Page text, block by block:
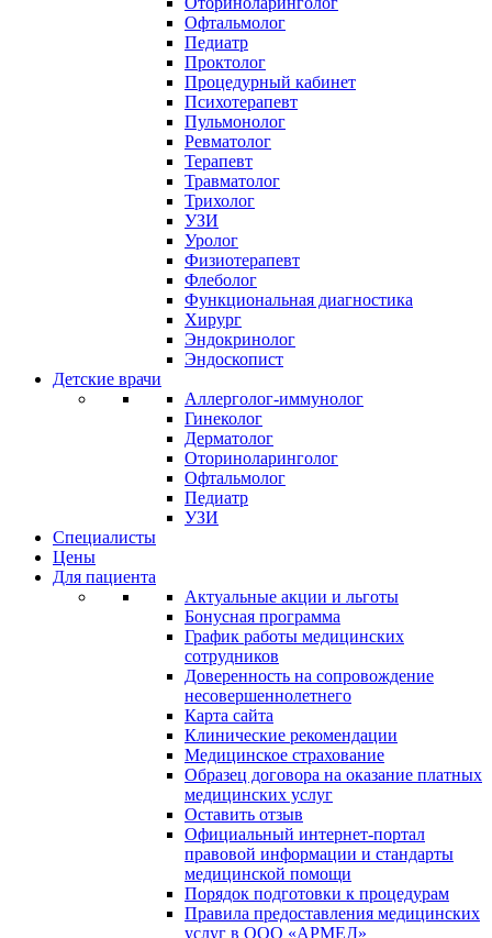
Офтальмолог
Педиатр
Проктолог
Процедурный кабинет
Психотерапевт
Пульмонолог
Ревматолог
Терапевт
Травматолог
Трихолог
УЗИ
Уролог
Физиотерапевт
Флеболог
Функциональная диагностика
Хирург
Эндокринолог
Эндоскопист
Детские врачи
Аллерголог-иммунолог
Гинеколог
Дерматолог
Оториноларинголог
Офтальмолог
Педиатр
УЗИ
Специалисты
Цены
Для пациента
Актуальные акции и льготы
Бонусная программа
График работы медицинских
сотрудников
Доверенность на сопровождение
несовершеннолетнего
Карта сайта
Клинические рекомендации
Медицинское страхование
Образец договора на оказание платных
медицинских услуг
Оставить отзыв
Официальный интернет-портал
правовой информации и стандарты
медицинской помощи
Порядок подготовки к процедурам
Правила предоставления медицинских
услуг в ООО «АРМЕД»